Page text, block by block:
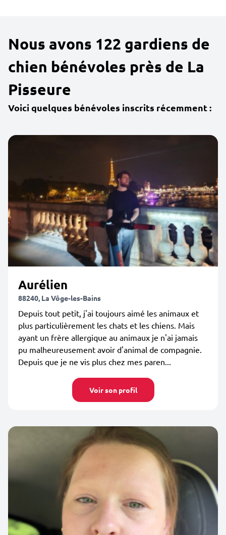
Nous avons 122 gardiens de
chien bénévoles près de La
Pisseure
Voici quelques bénévoles inscrits récemment :
Aurélien
88240, La Vôge-les-Bains
Depuis tout petit, j'ai toujours aimé les animaux et
plus particulièrement les chats et les chiens. Mais
ayant un frère allergique au animaux je n'ai jamais
pu malheureusement avoir d'animal de compagnie.
Depuis que je ne vis plus chez mes paren...
Voir son profil